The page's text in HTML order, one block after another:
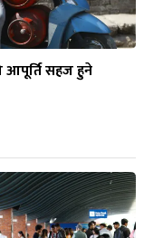
आपूर्ति सहज हुने